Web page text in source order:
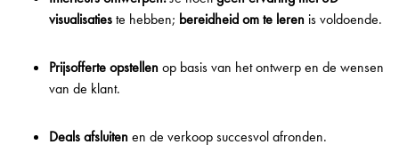
visualisatieste hebben; bereidheid om te leren is voldoende.
Prijsofferte opstellenop basis van het ontwerp en de wensen
van de klant.
Deals afsluitenen de verkoop succesvol afronden.